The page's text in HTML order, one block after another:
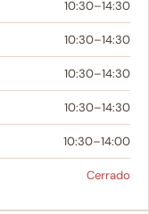
10:30–14:30
10:30–14:30
10:30–14:30
10:30–14:30
10:30–14:00
Cerrado